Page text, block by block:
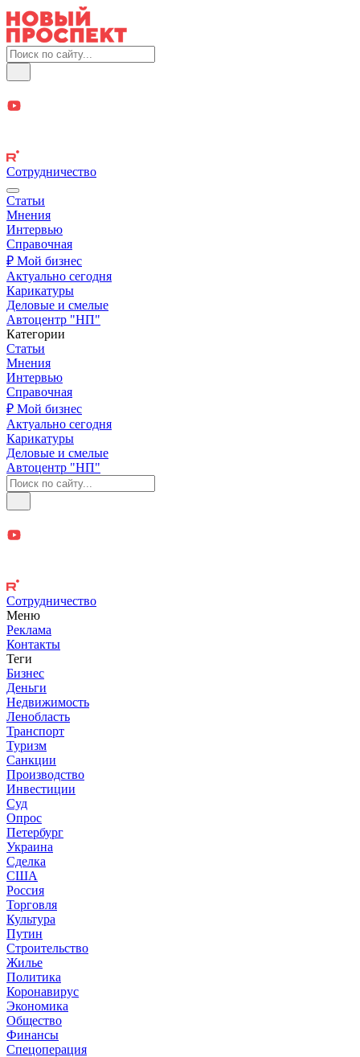
Сотрудничество
Статьи
Мнения
Интервью
Справочная
₽ Мой бизнес
Актуально сегодня
Карикатуры
Деловые и смелые
Автоцентр "НП"
Категории
Статьи
Мнения
Интервью
Справочная
₽ Мой бизнес
Актуально сегодня
Карикатуры
Деловые и смелые
Автоцентр "НП"
Сотрудничество
Меню
Реклама
Контакты
Теги
Бизнес
Деньги
Недвижимость
Ленобласть
Транспорт
Туризм
Санкции
Производство
Инвестиции
Суд
Опрос
Петербург
Украина
Сделка
США
Россия
Торговля
Культура
Путин
Строительство
Жилье
Политика
Коронавирус
Экономика
Общество
Финансы
Спецоперация